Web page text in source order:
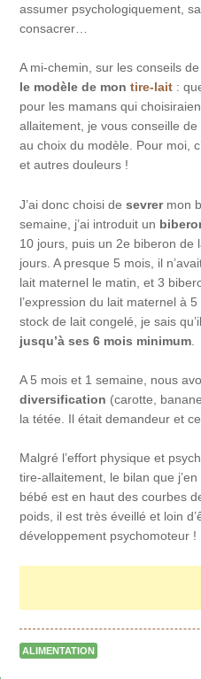
assumer psychologiquement,
consacrer…
A mi-chemin, sur les conseils
le modèle de montire-lait :
pour les mamans qui
allaitement, je vous conseille
au choix du modèle. Pour moi,
et autres douleurs !
J’ai donc choisi desevrermon
semaine, j’ai introduit un
10 jours, puis un 2e biberon de
jours. A presque 5 mois, il
lait maternel le matin, et 3
l’expression du lait maternel à
stock de lait congelé, je sais
jusqu’à ses 6 mois minimum
A 5 mois et 1 semaine, nous
diversification (carotte,
la tétée. Il était demandeur et
Malgré l’effort physique et
tire-allaitement, le bilan que
bébé est en haut des courbes
poids, il est très éveillé et loin
développement psychomoteur !
ALIMENTATION